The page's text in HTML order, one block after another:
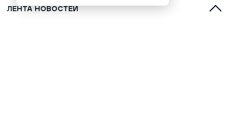
ЛЕНТА НОВОСТЕЙ